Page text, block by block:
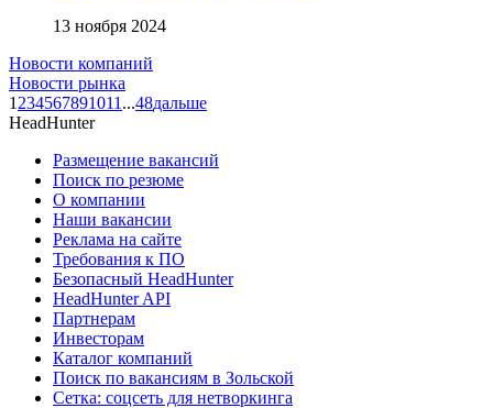
13 ноября 2024
Новости компаний
Новости рынка
1 234567891011 ...48дальше
HeadHunter
Размещение вакансий
Поиск по резюме
О компании
Наши вакансии
Реклама на сайте
Требования к ПО
Безопасный HeadHunter
HeadHunter API
Партнерам
Инвесторам
Каталог компаний
Поиск по вакансиям в Зольской
Сетка: соцсеть для нетворкинга